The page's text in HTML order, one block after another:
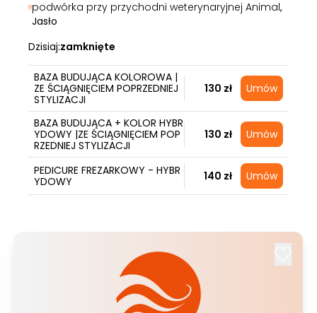
podwórka przy przychodni weterynaryjnej Animal,
Jasło
Dzisiaj:zamknięte
BAZA BUDUJĄCA KOLOROWA |
ZE ŚCIĄGNIĘCIEM POPRZEDNIEJ
STYLIZACJI
130 zł Umów
BAZA BUDUJĄCA + KOLOR HYBR
YDOWY |ZE ŚCIĄGNIĘCIEM POP
RZEDNIEJ STYLIZACJI
130 zł Umów
PEDICURE FREZARKOWY - HYBR
YDOWY
140 zł Umów